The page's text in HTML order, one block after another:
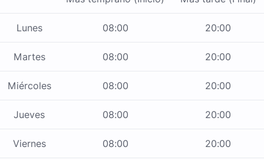
Lunes 08:00 20:00
Martes 08:00 20:00
Miércoles 08:00 20:00
Jueves 08:00 20:00
Viernes 08:00 20:00